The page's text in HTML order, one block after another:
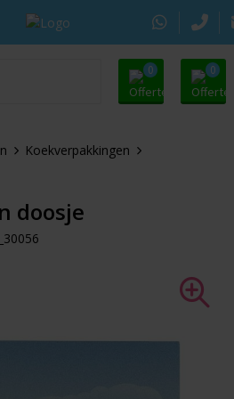
0 0
Koekverpakkingen
doosje